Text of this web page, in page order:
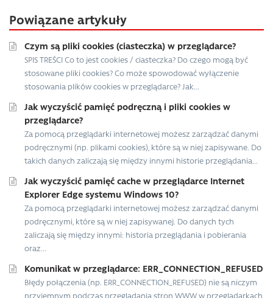
Powiązane artykuły
Czym są pliki cookies (ciasteczka) w przeglądarce?
SPIS TREŚCI Co to jest cookies / ciasteczka? Do czego mogą być
stosowane pliki cookies? Co może spowodować wyłączenie
stosowania plików cookies w przeglądarce? Jak...
Jak wyczyścić pamięć podręczną i pliki cookies w
przeglądarce?
Za pomocą przeglądarki internetowej możesz zarządzać danymi
podręcznymi (np. plikami cookies), które są w niej zapisywane. Do
takich danych zaliczają się między innymi historie przeglądania...
Jak wyczyścić pamięć cache w przeglądarce Internet
Explorer Edge systemu Windows 10?
Za pomocą przeglądarki internetowej możesz zarządzać danymi
podręcznymi, które są w niej zapisywanej. Do danych tych
zaliczają się między innymi: historia przeglądania i pobierania
oraz...
Komunikat w przeglądarce: ERR_CONNECTION_REFUSED
Błędy połączenia (np. ERR_CONNECTION_REFUSED) nie są niczym
przyjemnym podczas przeglądania stron WWW w przeglądarkach